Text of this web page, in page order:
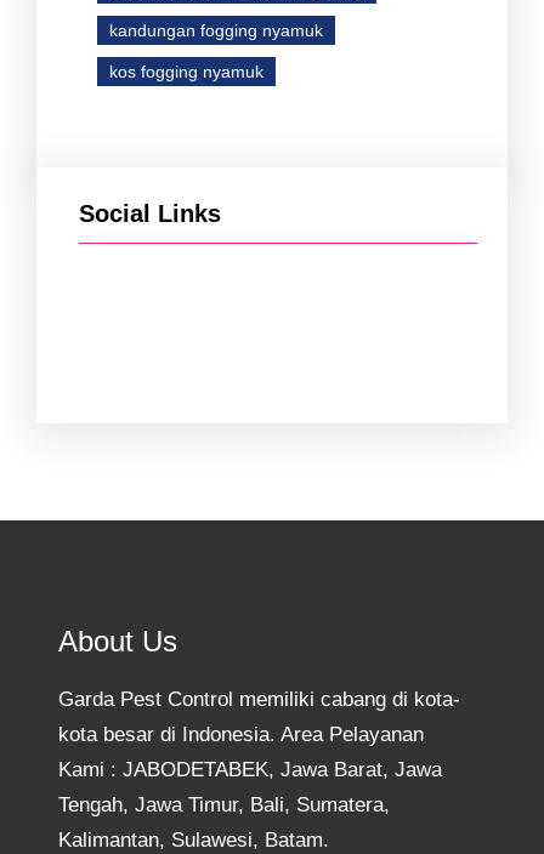
kandungan fogging nyamuk
kos fogging nyamuk
Social Links
About Us
Garda Pest Control memiliki cabang di kota-
kota besar di Indonesia. Area Pelayanan
Kami : JABODETABEK, Jawa Barat, Jawa
Tengah, Jawa Timur, Bali, Sumatera,
Kalimantan, Sulawesi, Batam.